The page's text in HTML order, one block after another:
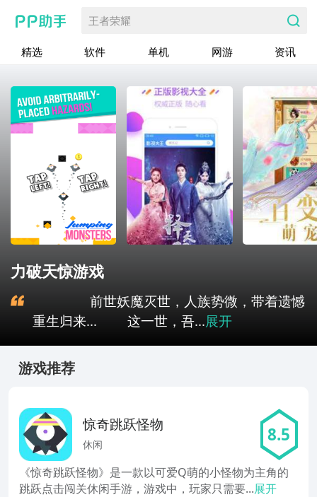
王者荣耀
精选 软件 单机 网游 资讯
力破天惊游戏
前世妖魔灭世，人族势微，带着遗憾
重生归来... 这一世，吾...展开
游戏推荐
惊奇跳跃怪物
休闲 8.5
《惊奇跳跃怪物》是一款以可爱Q萌的小怪物为主角的
跳跃点击闯关休闲手游，游戏中，玩家只需要...展开